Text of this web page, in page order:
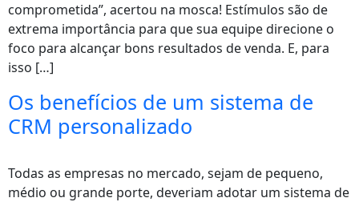
comprometida”, acertou na mosca! Estímulos são de
extrema importância para que sua equipe direcione o
foco para alcançar bons resultados de venda. E, para
isso […]
Os benefícios de um sistema de
CRM personalizado
Todas as empresas no mercado, sejam de pequeno,
médio ou grande porte, deveriam adotar um sistema de